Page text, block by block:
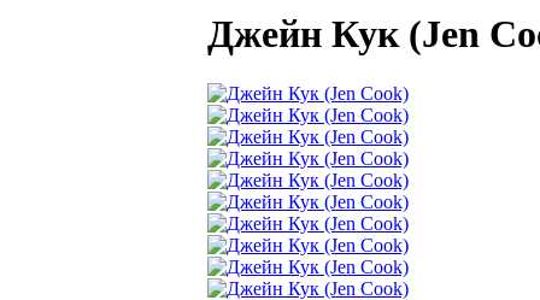
Джейн Кук (Jen